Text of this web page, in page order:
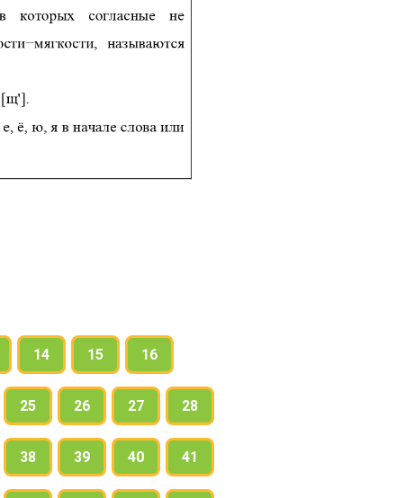
14 15 16
25 26 27 28
38 39 40 41